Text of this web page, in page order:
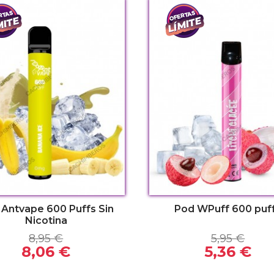
Antvape 600 Puffs Sin
Nicotina
8,95 €
8,06 €
Pod WPuff 600
5,95 €
5,36 €